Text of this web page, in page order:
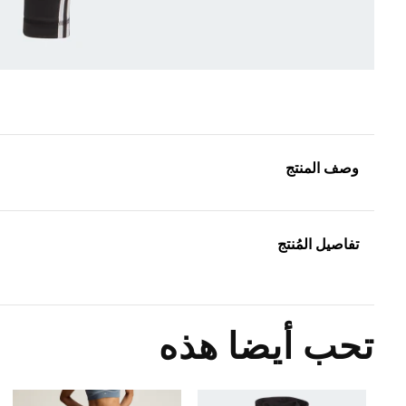
وصف المنتج
تفاصيل المُنتج
تحب أيضا هذه